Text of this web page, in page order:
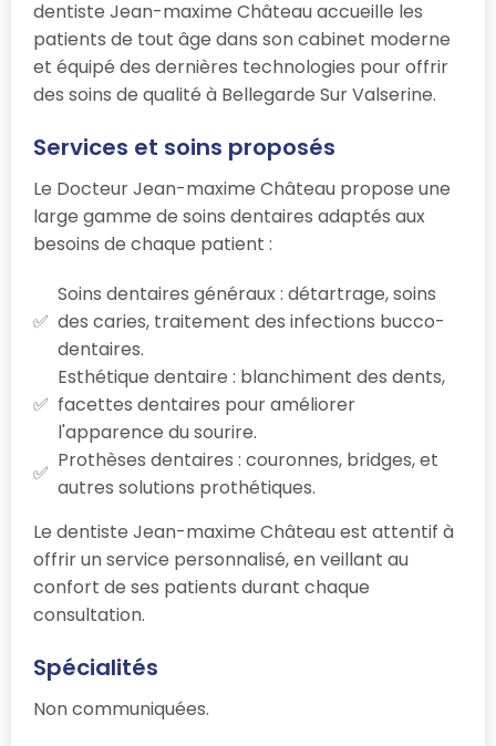
dentiste Jean-maxime Château accueille les
patients de tout âge dans son cabinet moderne
et équipé des dernières technologies pour offrir
des soins de qualité à Bellegarde Sur Valserine.
Services et soins proposés
Le Docteur Jean-maxime Château propose une
large gamme de soins dentaires adaptés aux
besoins de chaque patient :
Soins dentaires généraux : détartrage, soins
des caries, traitement des infections bucco-
dentaires.
Esthétique dentaire : blanchiment des dents,
facettes dentaires pour améliorer
l'apparence du sourire.
Prothèses dentaires : couronnes, bridges, et
autres solutions prothétiques.
Le dentiste Jean-maxime Château est attentif à
offrir un service personnalisé, en veillant au
confort de ses patients durant chaque
consultation.
Spécialités
Non communiquées.